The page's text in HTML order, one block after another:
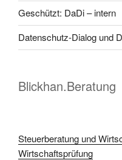
Geschützt: DaDi – intern
Datenschutz-Dialog und
Blickhan.Beratung
Steuerberatung und
Wirtschaftsprüfung